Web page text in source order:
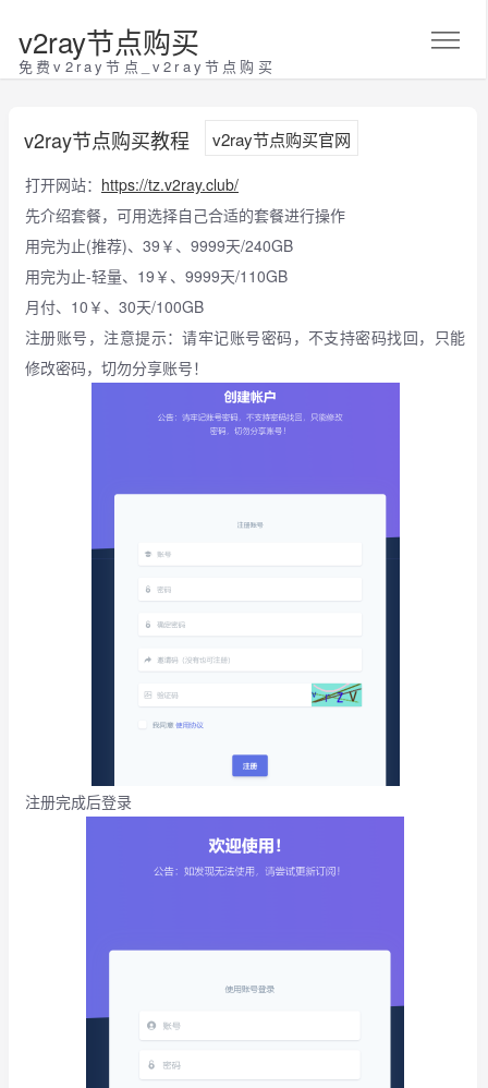
v2ray节点购买
免费v2ray节点_v2ray节点购买
v2ray节点购买教程 v2ray节点购买官网
打开网站： https://tz.v2ray.club/
先介绍套餐，可用选择自己合适的套餐进行操作
用完为止(推荐)、39￥、9999天/240GB
用完为止-轻量、19￥、9999天/110GB
月付、10￥、30天/100GB
注册账号，注意提示：请牢记账号密码，不支持密码找回，只能
修改密码，切勿分享账号！
注册完成后登录